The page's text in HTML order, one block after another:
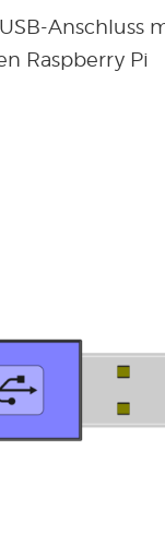
Anschluss
Raspberry Pi